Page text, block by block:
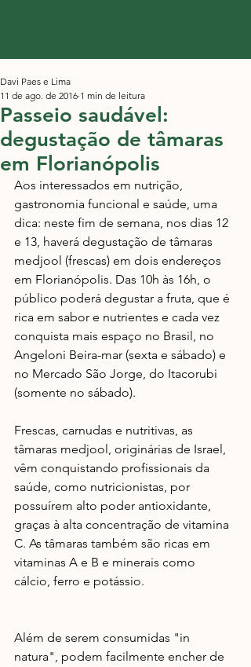
Passeio saudável:
degustação de tâmaras
em Florianópolis
Davi Paes e Lima
11 de ago. de 2016 1 min de leitura
Aos interessados em nutrição,
gastronomia funcional e saúde, uma
dica: neste fim de semana, nos dias 12
e 13, haverá degustação de tâmaras
medjool (frescas) em dois endereços
em Florianópolis. Das 10h às 16h, o
público poderá degustar a fruta, que é
rica em sabor e nutrientes e cada vez
conquista mais espaço no Brasil, no
Angeloni Beira-mar (sexta e sábado) e
no Mercado São Jorge, do Itacorubi
(somente no sábado).
Frescas, carnudas e nutritivas, as
tâmaras medjool, originárias de Israel,
vêm conquistando profissionais da
saúde, como nutricionistas, por
possuírem alto poder antioxidante,
graças à alta concentração de vitamina
C. As tâmaras também são ricas em
vitaminas A e B e minerais como
cálcio, ferro e potássio.
Além de serem consumidas "in
natura", podem facilmente encher de